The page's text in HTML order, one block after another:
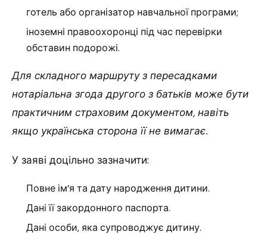
готель або організатор навчальної програми;
іноземні правоохоронці під час перевірки
обставин подорожі.
Для складного маршруту з пересадками
нотаріальна згода другого з батьків може бути
практичним страховим документом, навіть
якщо українська сторона її не вимагає.
У заяві доцільно зазначити:
Повне ім’я та дату народження дитини.
Дані її закордонного паспорта.
Дані особи, яка супроводжує дитину.